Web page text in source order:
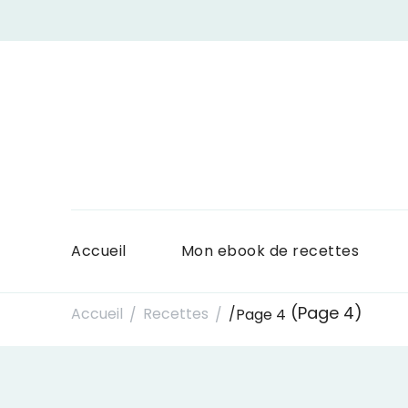
Accueil Mon ebook de recettes
Accueil / Recettes / /Page 4 (Page 4)